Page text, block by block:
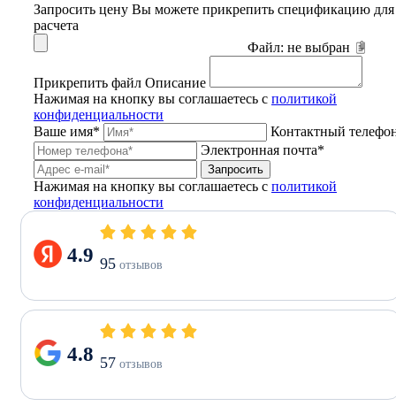
Запросить цену Вы можете прикрепить спецификацию для
расчета
Файл: не выбран
Прикрепить файл Описание
Нажимая на кнопку вы соглашаетесь с политикой
конфиденциальности
Ваше имя*
Контактный
Электронная почта*
Запросить
Нажимая на кнопку вы соглашаетесь с политикой
конфиденциальности
4.9 95 отзывов
4.8 57 отзывов